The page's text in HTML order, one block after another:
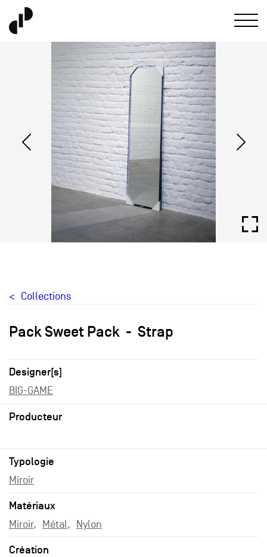
Collections
Pack Sweet Pack Strap
Designer[s]
BIG-GAME
Producteur
Typologie
Miroir
Matériaux
Miroir Métal Nylon
Création